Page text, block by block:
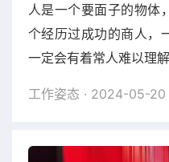
人是一个要面子的物体
个经历过成功的商人，
一定会有着常人难以理
工作姿态 · 2024-05-20